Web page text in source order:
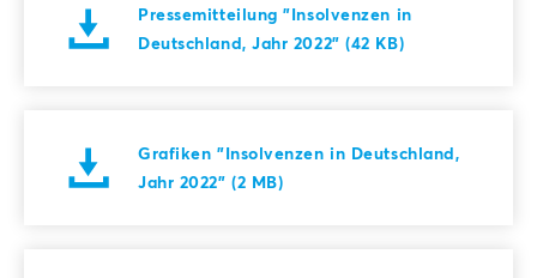
Pressemitteilung "Insolvenzen in
Deutschland, Jahr 2022" (42 KB)
Grafiken "Insolvenzen in Deutschland,
Jahr 2022" (2 MB)